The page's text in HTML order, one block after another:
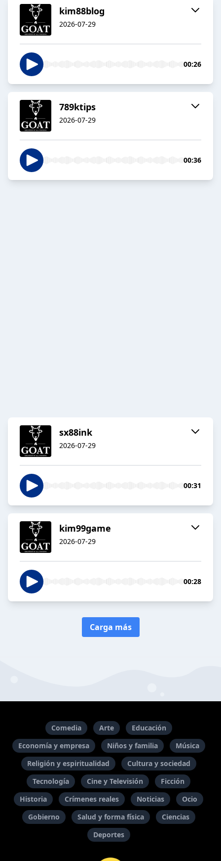
kim88blog
2026-07-29
00:26
789ktips
2026-07-29
00:36
sx88ink
2026-07-29
00:31
kim99game
2026-07-29
00:28
Carga más
Comedia Arte
Educación
Economía y empresa
Niños y familia
Música
Religión y espiritualidad
Cultura y sociedad
Tecnología
Cine y Televisión
Ficción
Historia
Crímenes reales Noticias
Ocio
Gobierno
Salud y forma física
Ciencias
Deportes